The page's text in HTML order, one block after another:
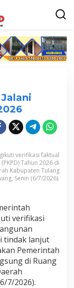
verifikasi faktual
Tahun 2026 di
Kabupaten Tulang
Senin (6/7/2026).
verifikasi
tindak lanjut
Pemerintah
di Ruang
7/2026).